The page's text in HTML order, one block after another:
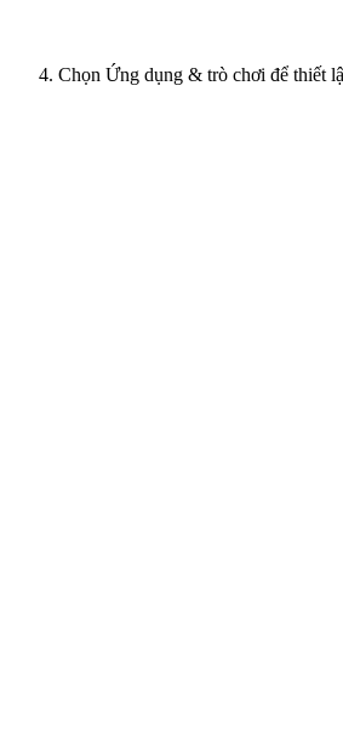
Chọn Ứng dụng & trò chơi để thiết